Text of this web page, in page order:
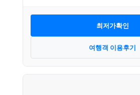
최저가확인
여행객 이용후기